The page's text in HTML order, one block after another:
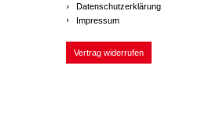
Datenschutzerklärung
Impressum
Vertrag widerrufen